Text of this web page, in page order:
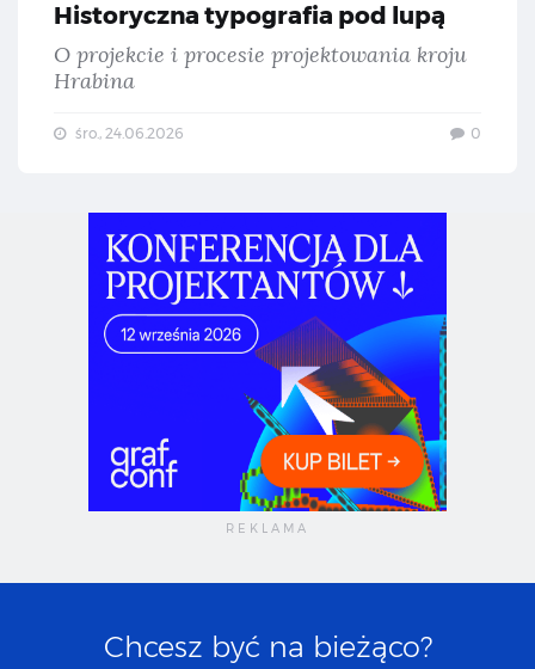
Historyczna typografia pod lupą
O projekcie i procesie projektowania kroju
Hrabina
śro., 24.06.2026 0
Chcesz być na bieżąco?